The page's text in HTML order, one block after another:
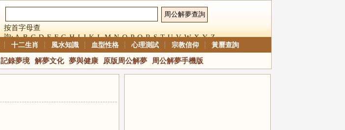
按首字母查
詢:A B C D E F G H I J K L M N O P Q R S T U V W X Y Z
十二生肖 風水知識 血型性格 心理測試 宗教信仰 黃曆查詢
記錄夢境 解夢文化 夢與健康 原版周公解夢 周公解夢手機版